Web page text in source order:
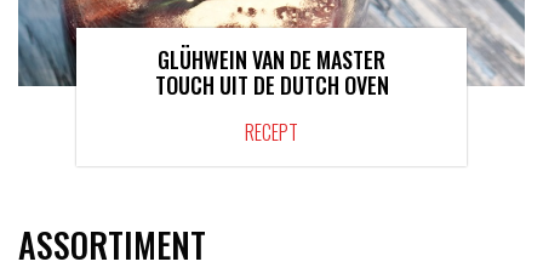
GLÜHWEIN VAN DE MASTER
TOUCH UIT DE DUTCH OVEN
RECEPT
ASSORTIMENT